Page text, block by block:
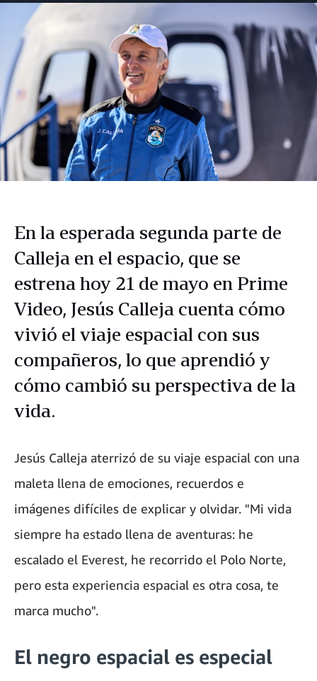
Facebook
electrónico
En la esperada segunda parte de
Calleja en el espacio, que se
estrena hoy 21 de mayo en Prime
Video, Jesús Calleja cuenta cómo
vivió el viaje espacial con sus
compañeros, lo que aprendió y
cómo cambió su perspectiva de la
vida.
Jesús Calleja aterrizó de su viaje espacial con una
maleta llena de emociones, recuerdos e
imágenes difíciles de explicar y olvidar. "Mi vida
siempre ha estado llena de aventuras: he
escalado el Everest, he recorrido el Polo Norte,
pero esta experiencia espacial es otra cosa, te
marca mucho".
El negro espacial es especial